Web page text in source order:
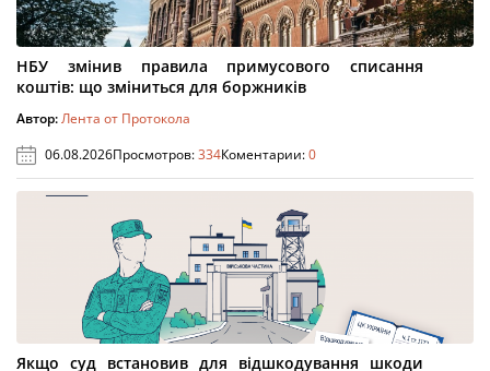
НБУ змінив правила примусового списання
коштів: що зміниться для боржників
Автор:Лента от Протокола
06.08.2026Просмотров:334Коментарии:0
Якщо суд встановив для відшкодування шкоди